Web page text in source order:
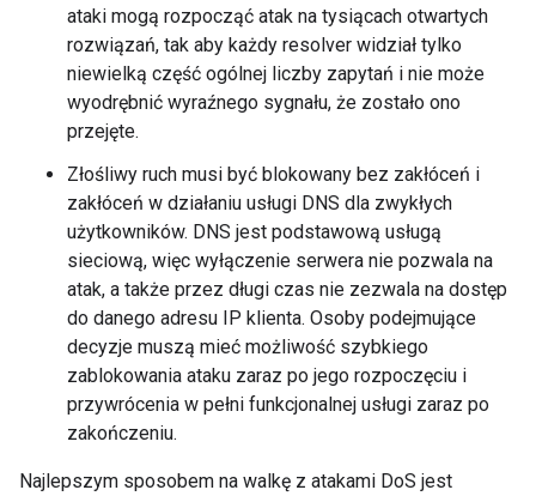
ataki mogą rozpocząć atak na tysiącach otwartych
rozwiązań, tak aby każdy resolver widział tylko
niewielką część ogólnej liczby zapytań i nie może
wyodrębnić wyraźnego sygnału, że zostało ono
przejęte.
Złośliwy ruch musi być blokowany bez zakłóceń i
zakłóceń w działaniu usługi DNS dla zwykłych
użytkowników. DNS jest podstawową usługą
sieciową, więc wyłączenie serwera nie pozwala na
atak, a także przez długi czas nie zezwala na dostęp
do danego adresu IP klienta. Osoby podejmujące
decyzje muszą mieć możliwość szybkiego
zablokowania ataku zaraz po jego rozpoczęciu i
przywrócenia w pełni funkcjonalnej usługi zaraz po
zakończeniu.
Najlepszym sposobem na walkę z atakami DoS jest